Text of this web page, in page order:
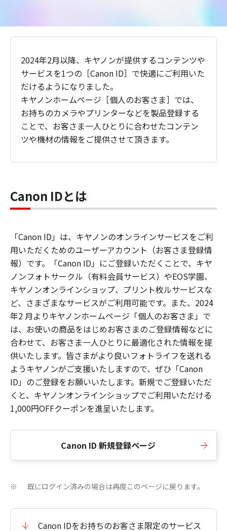
2024年2月以降、キヤノンが提供するコンテンツや
サービスを1つの［Canon ID］で快適にご利用いた
だけるようになりました。
キヤノンホームページ［個人のお客さま］では、
お持ちのカメラやプリンターなどを製品登録する
ことで、お客さま一人ひとりに合わせたコンテン
ツや機材の情報をご提供させて頂きます。
Canon IDとは
「Canon ID」は、キヤノンのオンラインサービスをご利
用いただくためのユーザーアカウント（お客さま登録情
報）です。「Canon ID」にご登録いただくことで、キヤ
ノンフォトサークル（有料会員サービス）やEOS学園、
キヤノンオンラインショップ、プリント枚ルサービスな
ど、さまざまなサービスがご利用可能です。また、2024
年2 月よりキヤノンホームページ「個人のお客さま」で
は、お使いの商品をはじめお客さまのご登録情報などに
合わせて、お客さま一人ひとりに最適化された情報を提
供いたします。皆さまがより良いフォトライフを送れる
ようキヤノンがご支援いたしますので、ぜひ「Canon
ID」のご登録をお願いいたします。新規でご登録いただ
くと、キヤノンオンラインショップでご利用いただける
1,000円OFFクーポンを進呈いたします。
Canon ID 新規登録ページ
※ 既にログイン済みの場合は再度このページに戻ります。
Canon IDをお持ちのお客さま限定のサービス